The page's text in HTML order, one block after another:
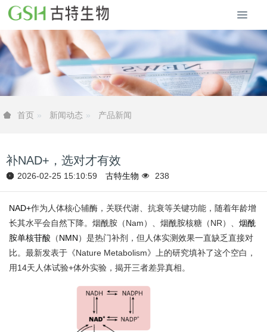
首页 新闻动态 产品新闻
补NAD+，选对才有效
2026-02-25 15:10:59 古特生物 238
NAD+作为人体核心辅酶，关联代谢、抗衰等关键功能，随着年龄增
长其水平会自然下降。烟酰胺（Nam）、烟酰胺核糖（NR）、 烟酰
胺单核苷酸 （NMN）是热门补剂，但人体实测效果一直缺乏直接对
比。最新发表于《Nature Metabolism》上的研究填补了这个空白，
用14天人体试验+体外实验，揭开三者差异真相。